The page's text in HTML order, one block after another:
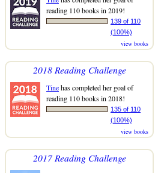
reading 110 books in 2019!
139 of 110
(100%)
view books
2018 Reading Challenge
Tinehas completed her goal of
reading 110 books in 2018!
135 of 110
(100%)
view books
2017 Reading Challenge